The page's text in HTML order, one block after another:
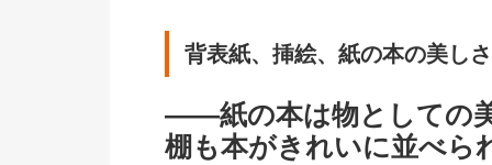
背表紙、挿絵、紙の本の美しさ
――紙の本は物としての
棚も本がきれいに並べら